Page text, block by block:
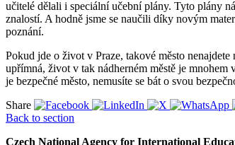
učitelé dělali i speciální učební plány. Tyto plány
znalostí. A hodně jsme se naučili díky novým
poznání.
Pokud jde o život v Praze, takové město
upřímná, život v tak nádherném městě je mnohem
je bezpečné město, nemusíte se bát o svou
Share
Back to section
Czech National Agency for International